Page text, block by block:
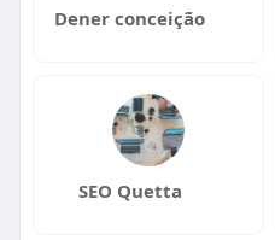
Dener conceição
SEO Quetta